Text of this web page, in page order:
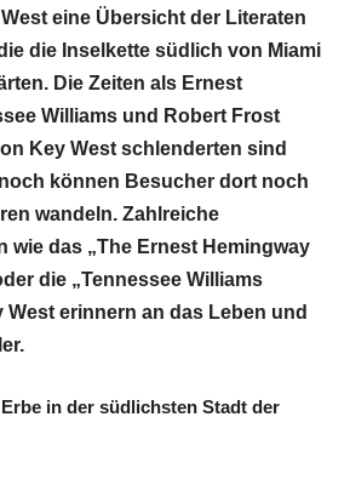
eine Übersicht der Literaten
die Inselkette südlich von Miami
Die Zeiten als Ernest
Williams und Robert Frost
Key West schlenderten sind
können Besucher dort noch
wandeln. Zahlreiche
wie das „The Ernest Hemingway
die „Tennessee Williams
erinnern an das Leben und
in der südlichsten Stadt der